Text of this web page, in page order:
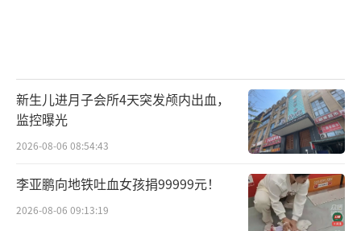
新生儿进月子会所4天突发颅内出血，
监控曝光
2026-08-06 08:54:43
李亚鹏向地铁吐血女孩捐99999元！
2026-08-06 09:13:19